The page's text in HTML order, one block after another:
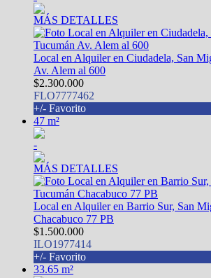
MÁS DETALLES
Local en Alquiler en Ciudadela, San
Av. Alem al 600
$2.300.000
FLO7777462
+/- Favorito
47 m²
-
MÁS DETALLES
Local en Alquiler en Barrio Sur, San
Chacabuco 77 PB
$1.500.000
ILO1977414
+/- Favorito
33.65 m²